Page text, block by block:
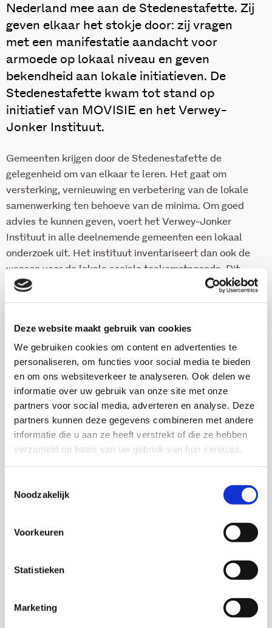
Deze website maakt gebruik van cookies
We gebruiken cookies om content en advertenties te
personaliseren, om functies voor social media te bieden
en om ons websiteverkeer te analyseren. Ook delen we
informatie over uw gebruik van onze site met onze
partners voor social media, adverteren en analyse. Deze
partners kunnen deze gegevens combineren met andere
informatie die u aan ze heeft verstrekt of die ze hebben
verzameld op basis van uw gebruik van hun services.
Noodzakelijk
Voorkeuren
Statistieken
Marketing
Nederland mee aan de Stedenestafette. Zij
geven elkaar het stokje door: zij vragen
met een manifestatie aandacht voor
armoede op lokaal niveau en geven
bekendheid aan lokale initiatieven. De
Stedenestafette kwam tot stand op
initiatief van MOVISIE en het Verwey-
Jonker Instituut.
Gemeenten krijgen door de Stedenestafette de
gelegenheid om van elkaar te leren. Het gaat om
versterking, vernieuwing en verbetering van de lokale
samenwerking ten behoeve van de minima. Om goed
advies te kunnen geven, voert het Verwey-Jonker
Instituut in alle deelnemende gemeenten een lokaal
onderzoek uit. Het instituut inventariseert dan ook de
wensen voor de lokale sociale toekomstagenda. Dit
rapport gaat over het onderzoek en de agenda in
Woerden en omgeving.
Download deze publicatie
Onderzoekers
Diane Bulsink